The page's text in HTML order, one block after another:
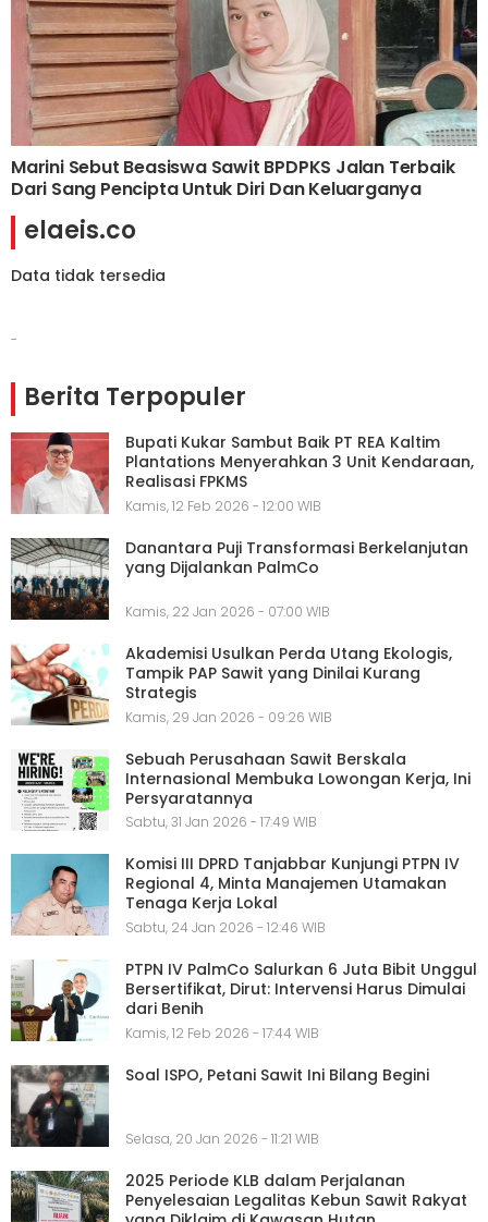
Marini Sebut Beasiswa Sawit BPDPKS Jalan Terbaik
Dari Sang Pencipta Untuk Diri Dan Keluarganya
elaeis.co
Data tidak tersedia
-
Berita Terpopuler
Bupati Kukar Sambut Baik PT REA Kaltim
Plantations Menyerahkan 3 Unit Kendaraan,
Realisasi FPKMS
Kamis, 12 Feb 2026 - 12:00 WIB
Danantara Puji Transformasi Berkelanjutan
yang Dijalankan PalmCo
Kamis, 22 Jan 2026 - 07:00 WIB
Akademisi Usulkan Perda Utang Ekologis,
Tampik PAP Sawit yang Dinilai Kurang
Strategis
Kamis, 29 Jan 2026 - 09:26 WIB
Sebuah Perusahaan Sawit Berskala
Internasional Membuka Lowongan Kerja, Ini
Persyaratannya
Sabtu, 31 Jan 2026 - 17:49 WIB
Komisi III DPRD Tanjabbar Kunjungi PTPN IV
Regional 4, Minta Manajemen Utamakan
Tenaga Kerja Lokal
Sabtu, 24 Jan 2026 - 12:46 WIB
PTPN IV PalmCo Salurkan 6 Juta Bibit Unggul
Bersertifikat, Dirut: Intervensi Harus Dimulai
dari Benih
Kamis, 12 Feb 2026 - 17:44 WIB
Soal ISPO, Petani Sawit Ini Bilang Begini
Selasa, 20 Jan 2026 - 11:21 WIB
2025 Periode KLB dalam Perjalanan
Penyelesaian Legalitas Kebun Sawit Rakyat